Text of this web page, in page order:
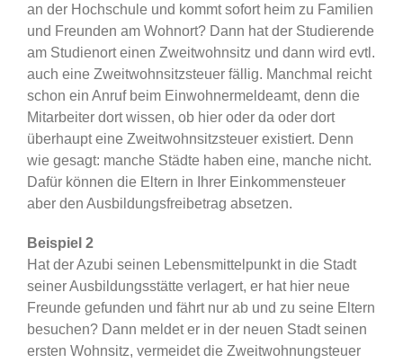
an der Hochschule und kommt sofort heim zu Familien
und Freunden am Wohnort? Dann hat der Studierende
am Studienort einen Zweitwohnsitz und dann wird evtl.
auch eine Zweitwohnsitzsteuer fällig. Manchmal reicht
schon ein Anruf beim Einwohnermeldeamt, denn die
Mitarbeiter dort wissen, ob hier oder da oder dort
überhaupt eine Zweitwohnsitzsteuer existiert. Denn
wie gesagt: manche Städte haben eine, manche nicht.
Dafür können die Eltern in Ihrer Einkommensteuer
aber den Ausbildungsfreibetrag absetzen.
Beispiel 2
Hat der Azubi seinen Lebensmittelpunkt in die Stadt
seiner Ausbildungsstätte verlagert, er hat hier neue
Freunde gefunden und fährt nur ab und zu seine Eltern
besuchen? Dann meldet er in der neuen Stadt seinen
ersten Wohnsitz, vermeidet die Zweitwohnungsteuer